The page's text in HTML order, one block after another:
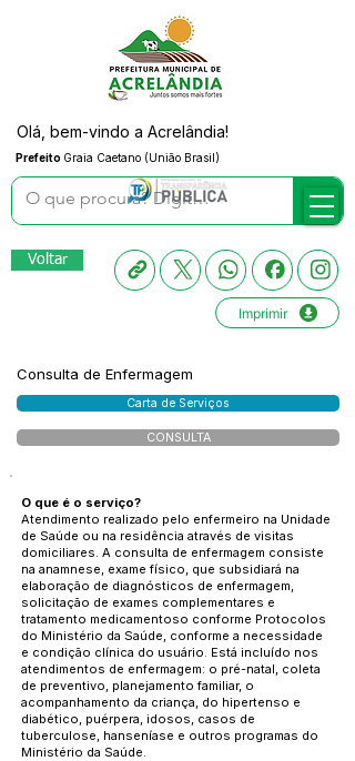
Prefeito Graia Caetano (União Brasil)
Olá, bem-vindo a Acrelândia!
Voltar
Imprimir
Consulta de Enfermagem
Carta de Serviços
CONSULTA
O que é o serviço?
Atendimento realizado pelo enfermeiro na Unidade
de Saúde ou na residência através de visitas
domiciliares. A consulta de enfermagem consiste
na anamnese, exame físico, que subsidiará na
elaboração de diagnósticos de enfermagem,
solicitação de exames complementares e
tratamento medicamentoso conforme Protocolos
do Ministério da Saúde, conforme a necessidade
e condição clínica do usuário. Está incluído nos
atendimentos de enfermagem: o pré-natal, coleta
de preventivo, planejamento familiar, o
acompanhamento da criança, do hipertenso e
diabético, puérpera, idosos, casos de
tuberculose, hanseníase e outros programas do
Ministério da Saúde.